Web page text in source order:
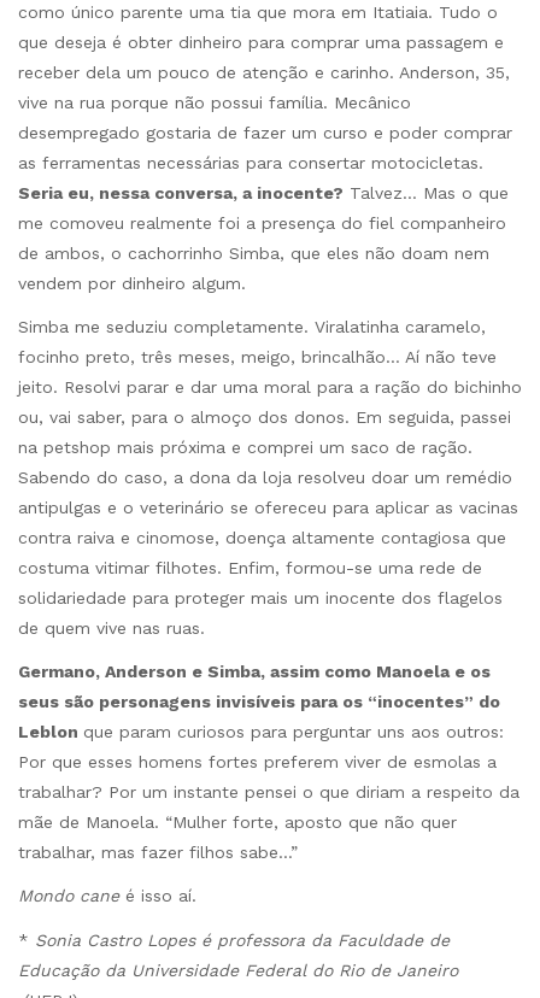
como único parente uma tia que mora em Itatiaia. Tudo o
que deseja é obter dinheiro para comprar uma passagem e
receber dela um pouco de atenção e carinho. Anderson, 35,
vive na rua porque não possui família. Mecânico
desempregado gostaria de fazer um curso e poder comprar
as ferramentas necessárias para consertar motocicletas.
Seria eu, nessa conversa, a inocente? Talvez… Mas o que
me comoveu realmente foi a presença do fiel companheiro
de ambos, o cachorrinho Simba, que eles não doam nem
vendem por dinheiro algum.
Simba me seduziu completamente. Viralatinha caramelo,
focinho preto, três meses, meigo, brincalhão… Aí não teve
jeito. Resolvi parar e dar uma moral para a ração do bichinho
ou, vai saber, para o almoço dos donos. Em seguida, passei
na petshop mais próxima e comprei um saco de ração.
Sabendo do caso, a dona da loja resolveu doar um remédio
antipulgas e o veterinário se ofereceu para aplicar as vacinas
contra raiva e cinomose, doença altamente contagiosa que
costuma vitimar filhotes. Enfim, formou-se uma rede de
solidariedade para proteger mais um inocente dos flagelos
de quem vive nas ruas.
Germano, Anderson e Simba, assim como Manoela e os
seus são personagens invisíveis para os “inocentes” do
Leblon que param curiosos para perguntar uns aos outros:
Por que esses homens fortes preferem viver de esmolas a
trabalhar? Por um instante pensei o que diriam a respeito da
mãe de Manoela. “Mulher forte, aposto que não quer
trabalhar, mas fazer filhos sabe…”
Mondo caneé isso aí.
* Sonia Castro Lopes é professora da Faculdade de
Educação da Universidade Federal do Rio de Janeiro